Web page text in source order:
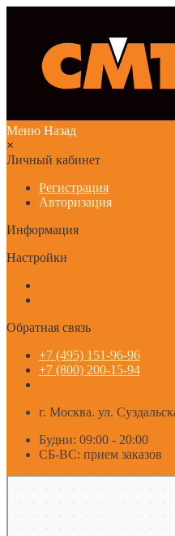
Меню Назад
×
Личный кабинет
Регистрация
Авторизация
Информация
Настройки
Обратная связь
+7 (495) 151-96-96
+7 (800) 200-15-94
г. Москва. ул.
Будни: 09:00 - 20:00
СБ-ВС: прием заказов